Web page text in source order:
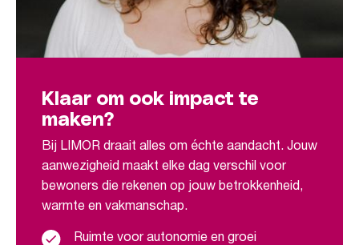
Klaar om ook impact te
maken?
Bij LIMOR draait alles om échte aandacht. Jouw
aanwezigheid maakt elke dag verschil voor
bewoners die rekenen op jouw betrokkenheid,
warmte en vakmanschap.
Ruimte voor autonomie en groei